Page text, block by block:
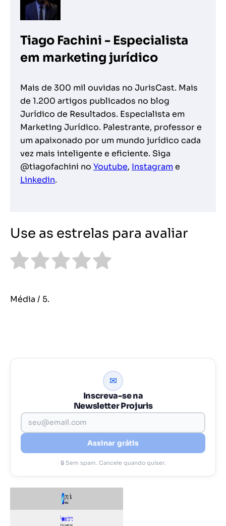
Tiago Fachini - Especialista
em marketing jurídico
Mais de 300 mil ouvidas no JurisCast. Mais
de 1.200 artigos publicados no blog
Jurídico de Resultados. Especialista em
Marketing Jurídico. Palestrante, professor e
um apaixonado por um mundo jurídico cada
vez mais inteligente e eficiente. Siga
@tiagofachini no Youtube, Instagrame
Linkedin.
Use as estrelas para avaliar
Média / 5.
✉
Inscreva-se na
Newsletter Projuris
Assinar grátis
🔒 Sem spam. Cancele quando quiser.